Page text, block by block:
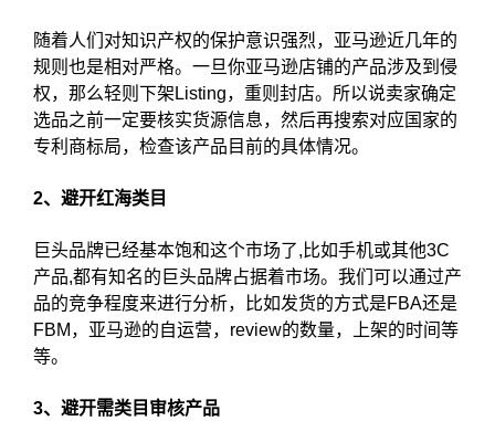
随着人们对知识产权的保护意识强烈，亚马逊近几年的
规则也是相对严格。一旦你亚马逊店铺的产品涉及到侵
权，那么轻则下架Listing，重则封店。所以说卖家确定
选品之前一定要核实货源信息，然后再搜索对应国家的
专利商标局，检查该产品目前的具体情况。
2、避开红海类目
巨头品牌已经基本饱和这个市场了,比如手机或其他3C
产品,都有知名的巨头品牌占据着市场。我们可以通过产
品的竞争程度来进行分析，比如发货的方式是FBA还是
FBM，亚马逊的自运营，review的数量，上架的时间等
等。
3、避开需类目审核产品